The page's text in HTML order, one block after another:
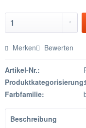
Merken Bewerten
Artikel-Nr.:
Produktkategorisierung:
Farbfamilie:
Beschreibung